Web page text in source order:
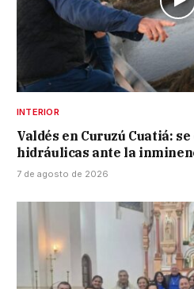
INTERIOR
Valdés en Curuzú Cuatiá:
hidráulicas ante la
7 de agosto de 2026